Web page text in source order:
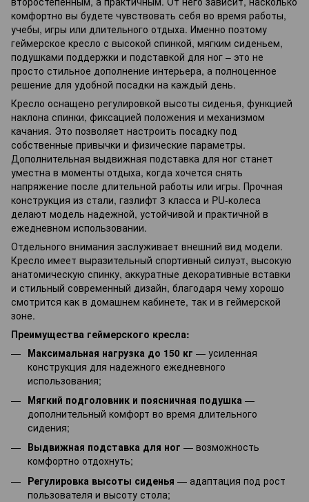
комфортно вы будете чувствовать себя во время работы,
учебы, игры или длительного отдыха. Именно поэтому
геймерское кресло с высокой спинкой, мягким сиденьем,
подушками поддержки и подставкой для ног – это не
просто стильное дополнение интерьера, а полноценное
решение для удобной посадки на каждый день.
Кресло оснащено регулировкой высоты сиденья, функцией
наклона спинки, фиксацией положения и механизмом
качания. Это позволяет настроить посадку под
собственные привычки и физические параметры.
Дополнительная выдвижная подставка для ног станет
уместна в моменты отдыха, когда хочется снять
напряжение после длительной работы или игры. Прочная
конструкция из стали, газлифт 3 класса и PU-колеса
делают модель надежной, устойчивой и практичной в
ежедневном использовании.
Отдельного внимания заслуживает внешний вид модели.
Кресло имеет выразительный спортивный силуэт, высокую
анатомическую спинку, аккуратные декоративные вставки
и стильный современный дизайн, благодаря чему хорошо
смотрится как в домашнем кабинете, так и в геймерской
зоне.
Преимущества геймерского кресла:
Максимальная нагрузка до 150 кг — усиленная
конструкция для надежного ежедневного
использования;
Мягкий подголовник и поясничная подушка —
дополнительный комфорт во время длительного
сидения;
Выдвижная подставка для ног — возможность
комфортно отдохнуть;
Регулировка высоты сиденья — адаптация под рост
пользователя и высоту стола;